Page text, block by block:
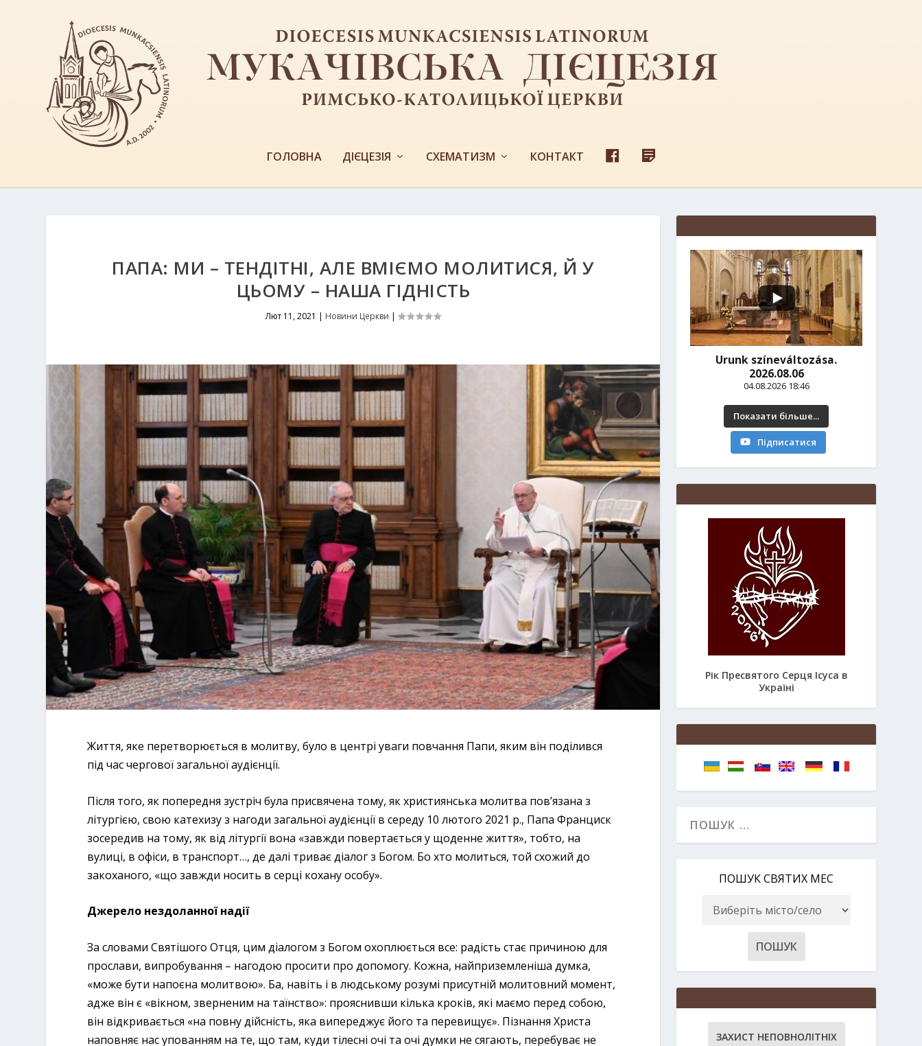
ГОЛОВНА ДІЄЦЕЗІЯ СХЕМАТИЗМ КОНТАКТ
E
Д
С
ПАПА: МИ – ТЕНДІТНІ, АЛЕ ВМІЄМО МОЛИТИСЯ, Й У
ЦЬОМУ – НАША ГІДНІСТЬ
Лют 11, 2021 | Новини Церкви |
Життя, яке перетворюється в молитву, було в центрі уваги повчання Папи, яким він поділився
під час чергової загальної аудієнції.
Після того, як попередня зустріч була присвячена тому, як християнська молитва пов’язана з
літургією, свою катехизу з нагоди загальної аудієнції в середу 10 лютого 2021 р., Папа Франциск
зосередив на тому, як від літургії вона «завжди повертається у щоденне життя», тобто, на
вулиці, в офіси, в транспорт…, де далі триває діалог з Богом. Бо хто молиться, той схожий до
закоханого, «що завжди носить в серці кохану особу».
Джерело нездоланної надії
За словами Святішого Отця, цим діалогом з Богом охоплюється все: радість стає причиною для
прослави, випробування – нагодою просити про допомогу. Кожна, найприземленіша думка,
«може бути напоєна молитвою». Ба, навіть і в людському розумі присутній молитовний момент,
адже він є «вікном, зверненим на таїнство»: прояснивши кілька кроків, які маємо перед собою,
він відкривається «на повну дійсність, яка випереджує його та перевищує». Пізнання Христа
наповняє нас упованням на те, що там, куди тілесні очі та очі думки не сягають, перебуває не
Urunk színeváltozása.
2026.08.06
04.08.2026 18:46
Показати більше...
Підписатися
Рік Пресвятого Серця Ісуса в
Україні
ПОШУК СВЯТИХ МЕС
ЗАХИСТ НЕПОВНОЛІТНІХ